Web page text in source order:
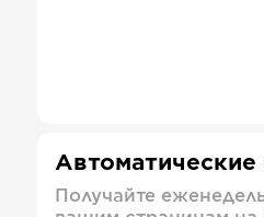
Автоматические
Получайте